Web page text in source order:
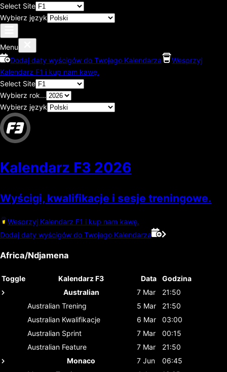
Select Site
Wybierz język
Menu
Dodaj daty wyścigów do Twojego Kalendarza
Wesprzyj
Kalendarz F1 i kup nam kawę.
Select Site
Wybierz rok...
Wybierz język
Kalendarz F3 2026
Wyścigi, kwalifikacje i sesje treningowe.
Wesprzyj Kalendarz F1 i kup nam kawę.
Dodaj daty wyścigów do Twojego Kalendarza
Africa/Ndjamena
Toggle Kalendarz F3 Data
Godzina
Australian
7 Mar
21:50
Australian Trening 5 Mar
21:50
Australian Kwalifikacje 6 Mar
03:00
Australian Sprint 7 Mar
00:15
Australian Feature 7 Mar
21:50
Monaco
7 Jun
06:45